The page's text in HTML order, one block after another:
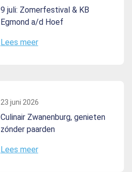
9 juli: Zomerfestival & KB
Egmond a/d Hoef
Lees meer
23 juni 2026
Culinair Zwanenburg, genieten
zónder paarden
Lees meer